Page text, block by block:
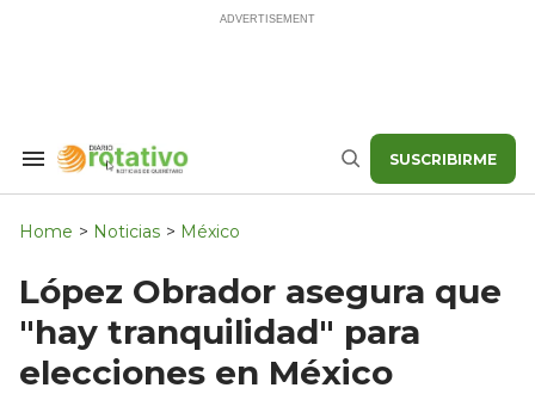
Search
Navigation
Buscar SUSCRIBIRME
Home > Noticias > México
López Obrador asegura que
"hay tranquilidad" para
elecciones en México